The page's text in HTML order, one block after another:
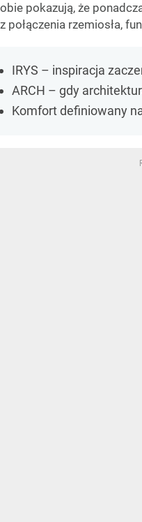
obie pokazują, że
z połączenia rzemiosła,
IRYS – inspiracja
ARCH – gdy
Komfort definiowany